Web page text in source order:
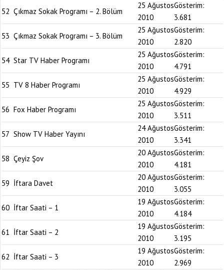
52 Çıkmaz Sokak Programı – 2. Bölüm
25 Ağustos
2010
Gösterim:
3.681
53 Çıkmaz Sokak Programı – 3. Bölüm
25 Ağustos
2010
Gösterim:
2.820
54 Star TV Haber Programı
25 Ağustos
2010
Gösterim:
4.791
55 TV 8 Haber Programı
25 Ağustos
2010
Gösterim:
4.929
56 Fox Haber Programı
25 Ağustos
2010
Gösterim:
3.511
57 Show TV Haber Yayını
24 Ağustos
2010
Gösterim:
3.341
58 Çeyiz Şov
20 Ağustos
2010
Gösterim:
4.181
59 İftara Davet
20 Ağustos
2010
Gösterim:
3.055
60 İftar Saati – 1
19 Ağustos
2010
Gösterim:
4.184
61 İftar Saati – 2
19 Ağustos
2010
Gösterim:
3.195
62 İftar Saati – 3
19 Ağustos
2010
Gösterim:
2.969